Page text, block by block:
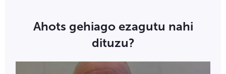
Ahots gehiago ezagutu nahi
dituzu?